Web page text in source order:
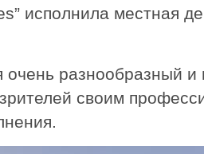
исполнила местная
очень разнообразный
своим